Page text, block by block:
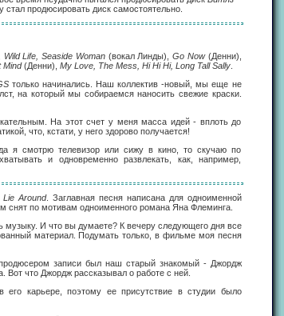
продюсировать диск самостоятельно.
Life, Seaside Woman(вокал Линды), Go Now(Денни),
Mind(Денни), My Love, The Mess, Hi Hi Hi, Long Tall Sally.
только начинались. Наш коллектив -новый, мы еще не
на который мы собираемся наносить свежие краски.
На этот счет у меня масса идей - вплоть до
что, кстати, у него здорово получается!
я смотрю телевизор или сижу в кино, то скучаю по
и одновременно развлекать, как, например,
Around. Заглавная песня написана для одноименной
снят по мотивам одноименного романа Яна Флеминга.
музыку. И что вы думаете? К вечеру следующего дня все
материал. Подумать только, в фильме моя песня
записи был наш старый знакомый - Джордж
что Джордж рассказывал о работе с ней.
карьере, поэтому ее присутствие в студии было